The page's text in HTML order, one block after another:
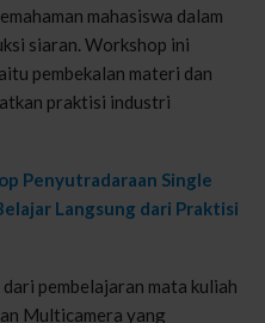
mahasiswa dalam
siaran. Workshop ini
pembekalan materi dan
praktisi industri
Penyutradaraan Single
Langsung dari Praktisi
pembelajaran mata kuliah
Multicamera yang